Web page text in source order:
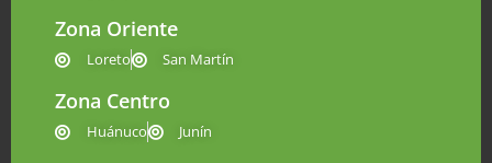
Zona Oriente
Loreto San Martín
Zona Centro
Huánuco Junín